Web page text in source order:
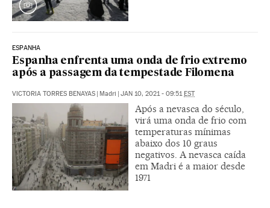
ESPANHA
Espanha enfrenta uma onda de frio extremo
após a passagem da tempestade Filomena
VICTORIA TORRES BENAYAS Madri JAN 10, 2021 - 09:51 EST
Após a nevasca do século,
virá uma onda de frio com
temperaturas mínimas
abaixo dos 10 graus
negativos. A nevasca caída
em Madri é a maior desde
1971